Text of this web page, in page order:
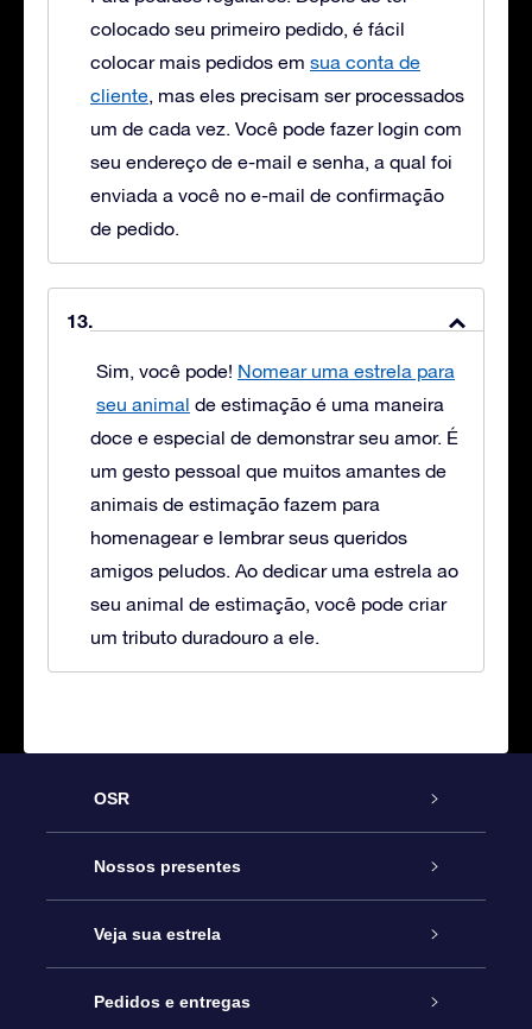
colocado seu primeiro pedido, é fácil
colocar mais pedidos em sua conta de
cliente, mas eles precisam ser processados
um de cada vez. Você pode fazer login com
seu endereço de e-mail e senha, a qual foi
enviada a você no e-mail de confirmação
de pedido.
Sim, você pode! Nomear uma estrela para
seu animal de estimação é uma maneira
doce e especial de demonstrar seu amor. É
um gesto pessoal que muitos amantes de
animais de estimação fazem para
homenagear e lembrar seus queridos
amigos peludos. Ao dedicar uma estrela ao
seu animal de estimação, você pode criar
um tributo duradouro a ele.
OSR
Serviço
Entre em contato conosco
Blog
Nossos presentes
Presente estrelar on-line
Pacote de presente da OSR
Veja sua estrela
Star Register
Pedidos e entregas